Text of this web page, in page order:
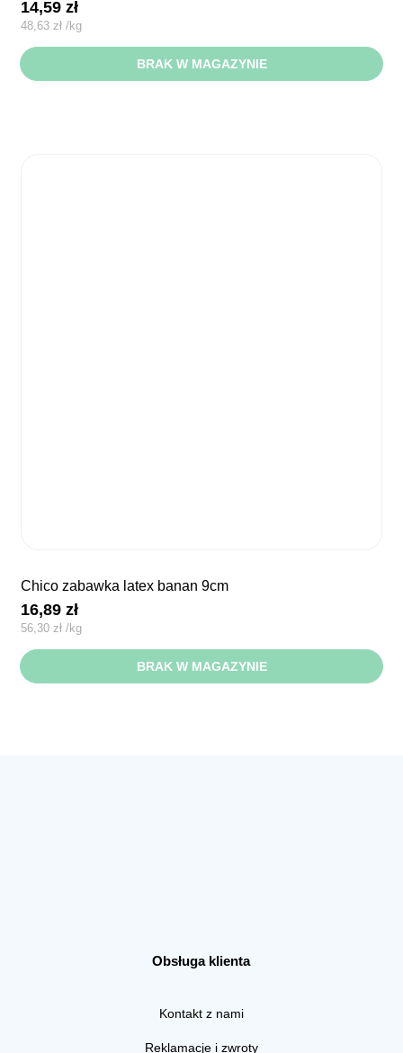
14,59zł
48,63zł /kg
BRAK W MAGAZYNIE
chico zabawka latex banan 9cm
16,89zł
56,30zł /kg
BRAK W MAGAZYNIE
Obsługa klienta
Kontakt z nami
Reklamacje i zwroty